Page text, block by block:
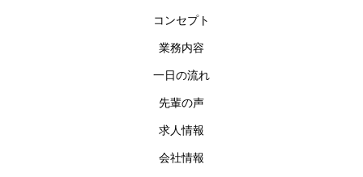
コンセプト
業務内容
一日の流れ
先輩の声
求人情報
会社情報